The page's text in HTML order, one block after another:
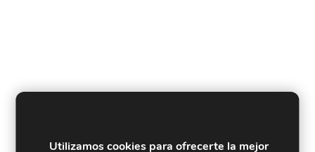
Utilizamos cookies para ofrecerte la mejor